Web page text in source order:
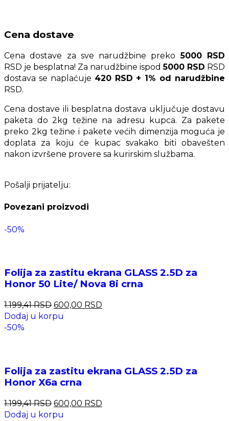
Cena dostave
Cena dostave za sve narudžbine preko5000 RSD
RSD je besplatna! Za narudžbine ispod5000 RSD RSD
dostava se naplaćuje 420 RSD + 1% od narudžbine
RSD.
Cena dostave ili besplatna dostava uključuje dostavu
paketa do 2kg težine na adresu kupca. Za pakete
preko 2kg težine i pakete većih dimenzija moguća je
doplata za koju će kupac svakako biti obavešten
nakon izvršene provere sa kurirskim službama.
Pošalji prijatelju:
Povezani proizvodi
-50%
Folija za zastitu ekrana GLASS 2.5D za
Honor 50 Lite/ Nova 8i crna
1.199,41RSD 600,00 RSD
Dodaj u korpu
-50%
Folija za zastitu ekrana GLASS 2.5D za
Honor X6a crna
1.199,41RSD 600,00 RSD
Dodaj u korpu